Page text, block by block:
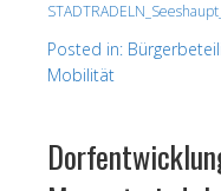
Posted in:
Mobilität